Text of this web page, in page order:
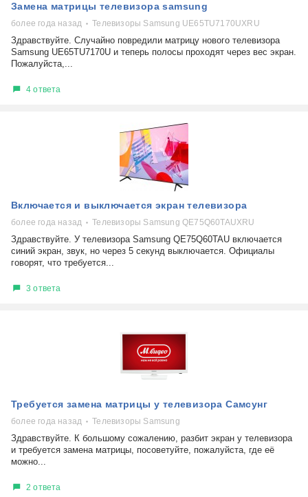
Замена матрицы телевизора samsung
более года назад Телевизоры Samsung UE65TU7170UXRU
Здравствуйте. Случайно повредили матрицу нового телевизора
Samsung UE65TU7170U и теперь полосы проходят через вес экран.
Пожалуйста,...
4 ответа
Включается и выключается экран телевизора
более года назад Телевизоры Samsung QE75Q60TAUXRU
Здравствуйте. У телевизора Samsung QE75Q60TAU включается
синий экран, звук, но через 5 секунд выключается. Официалы
говорят, что требуется...
3 ответа
Требуется замена матрицы у телевизора Самсунг
более года назад Телевизоры Samsung
Здравствуйте. К большому сожалению, разбит экран у телевизора
и требуется замена матрицы, посоветуйте, пожалуйста, где её
можно...
2 ответа